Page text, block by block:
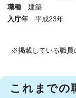
職種 建築
入庁年 平成23年
※掲載している職員
これまでの